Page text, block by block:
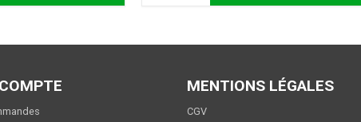
MENTIONS LÉGALES
CGV